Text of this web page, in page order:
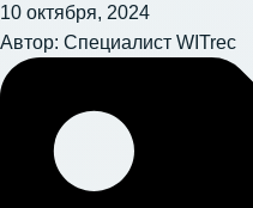
10 октября, 2024
Автор: Специалист WITrec